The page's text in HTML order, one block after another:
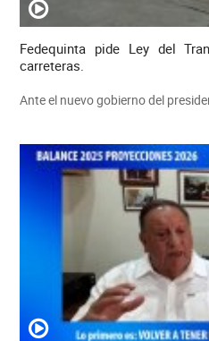
Fedequinta pide Ley del
carreteras.
Ante el nuevo gobierno del